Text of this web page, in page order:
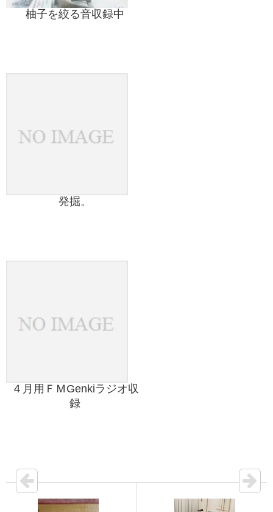
柚子を絞る音収録中
発掘。
４月用ＦＭGenkiラジオ収
録